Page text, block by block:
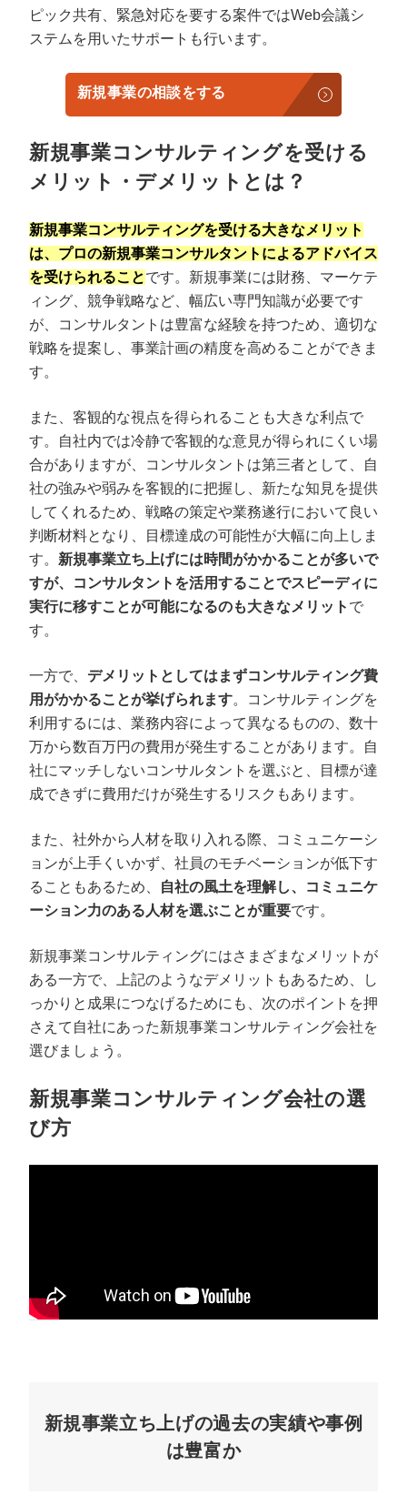
ピック共有、緊急対応を要する案件ではWeb会議シ
ステムを用いたサポートも行います。
新規事業の相談をする
新規事業コンサルティングを受ける
メリット・デメリットとは？
新規事業コンサルティングを受ける大きなメリット
は、プロの新規事業コンサルタントによるアドバイス
を受けられることです。新規事業には財務、マーケテ
ィング、競争戦略など、幅広い専門知識が必要です
が、コンサルタントは豊富な経験を持つため、適切な
戦略を提案し、事業計画の精度を高めることができま
す。
また、客観的な視点を得られることも大きな利点で
す。自社内では冷静で客観的な意見が得られにくい場
合がありますが、コンサルタントは第三者として、自
社の強みや弱みを客観的に把握し、新たな知見を提供
してくれるため、戦略の策定や業務遂行において良い
判断材料となり、目標達成の可能性が大幅に向上しま
す。 新規事業立ち上げには時間がかかることが多いで
すが、コンサルタントを活用することでスピーディに
実行に移すことが可能になるのも大きなメリット で
す。
一方で、 デメリットとしてはまずコンサルティング費
用がかかることが挙げられます。コンサルティングを
利用するには、業務内容によって異なるものの、数十
万から数百万円の費用が発生することがあります。自
社にマッチしないコンサルタントを選ぶと、目標が達
成できずに費用だけが発生するリスクもあります。
また、社外から人材を取り入れる際、コミュニケーシ
ョンが上手くいかず、社員のモチベーションが低下す
ることもあるため、
自社の風土を理解し、コミュニケ
ーション力のある人材を選ぶことが重要です。
新規事業コンサルティングにはさまざまなメリットが
ある一方で、上記のようなデメリットもあるため、し
っかりと成果につなげるためにも、次のポイントを押
さえて自社にあった新規事業コンサルティング会社を
選びましょう。
新規事業コンサルティング会社の選
び方
新規事業立ち上げの過去の実績や事例
は豊富か